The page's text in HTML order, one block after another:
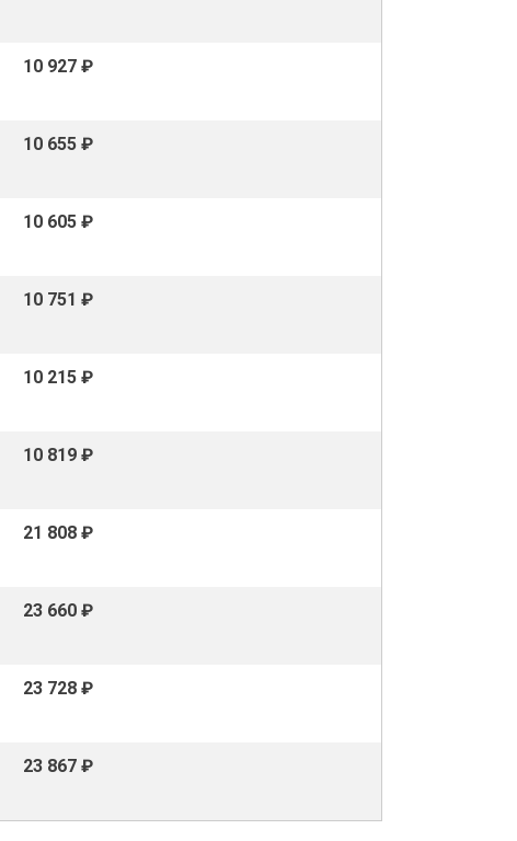
10 927 ₽
10 655 ₽
10 605 ₽
10 751 ₽
10 215 ₽
10 819 ₽
21 808 ₽
23 660 ₽
23 728 ₽
23 867 ₽